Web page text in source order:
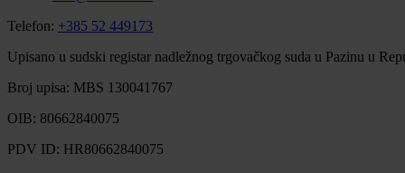
Telefon: +385 52 449173
Upisano u sudski registar nadležnog trgovačkog suda u Pazinu u
Broj upisa: MBS 130041767
OIB: 80662840075
PDV ID: HR80662840075